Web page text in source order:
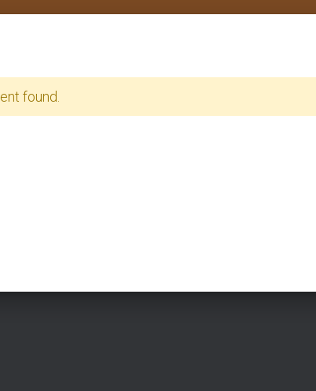
found.